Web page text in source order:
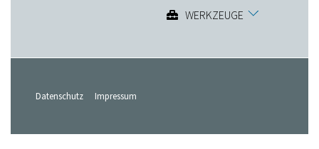
WERKZEUGE
Datenschutz Impressum